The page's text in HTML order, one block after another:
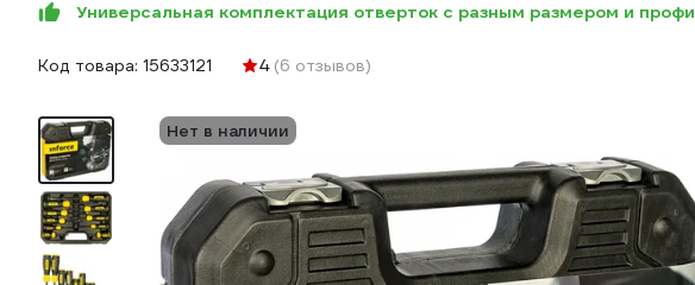
Универсальная комплектация отверток с разным размером и
Код товара: 15633121 4 (6 отзывов)
Нет в наличии